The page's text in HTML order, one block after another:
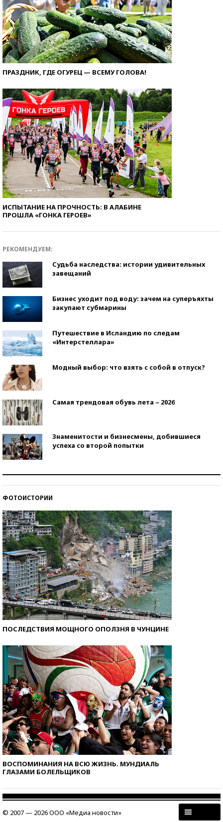
ПРАЗДНИК, ГДЕ ОГУРЕЦ — ВСЕМУ ГОЛОВА!
ИСПЫТАНИЕ НА ПРОЧНОСТЬ: В АЛАБИНЕ
ПРОШЛА «ГОНКА ГЕРОЕВ»
РЕКОМЕНДУЕМ:
Судьба наследства: истории удивительных
завещаний
Бизнес уходит под воду: зачем на суперъяхты
закупают субмарины
Путешествие в Исландию по следам
«Интерстеллара»
Модный выбор: что взять с собой в отпуск?
Самая трендовая обувь лета – 2026
Знаменитости и бизнесмены, добившиеся
успеха со второй попытки
ФОТОИСТОРИИ
ПОСЛЕДСТВИЯ МОЩНОГО ОПОЛЗНЯ В ЧУНЦИНЕ
ВОСПОМИНАНИЯ НА ВСЮ ЖИЗНЬ. МУНДИАЛЬ
ГЛАЗАМИ БОЛЕЛЬЩИКОВ
© 2007 — 2026 ООО «Медиа новости»